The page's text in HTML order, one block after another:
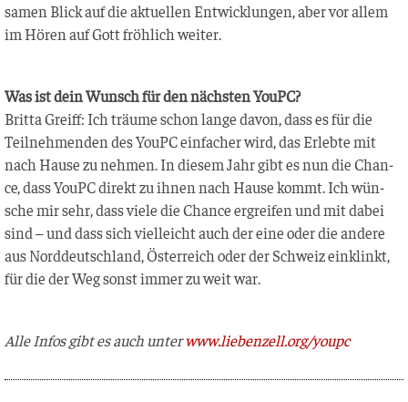
sa­men Blick auf die aktu­el­len Ent­wick­lun­gen, aber vor allem
im Hören auf Gott fröh­lich weiter.
Was ist dein Wunsch für den nächs­ten YouPC?
Brit­ta Greiff: Ich träu­me schon lan­ge davon, dass es für die
Teil­neh­men­den des YouPC ein­fa­cher wird, das Erleb­te mit
nach Hau­se zu neh­men. In die­sem Jahr gibt es nun die Chan­
ce, dass YouPC direkt zu ihnen nach Hau­se kommt. Ich wün­
sche mir sehr, dass vie­le die Chan­ce ergrei­fen und mit dabei
sind – und dass sich viel­leicht auch der eine oder die ande­re
aus Nord­deutsch­land, Öster­reich oder der Schweiz ein­klinkt,
für die der Weg sonst immer zu weit war.
Alle Infos gibt es auch unterwww.liebenzell.org/youpc